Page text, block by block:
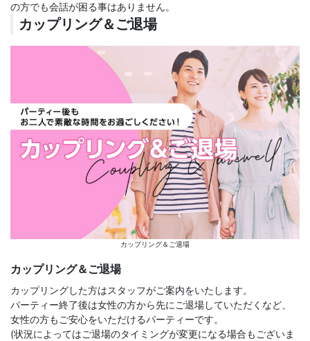
の方でも会話が困る事はありません。
カップリング＆ご退場
カップリング＆ご退場
カップリング＆ご退場
カップリングした方はスタッフがご案内をいたします。
パーティー終了後は女性の方から先にご退場していただくなど、
女性の方もご安心をいただけるパーティーです。
(状況によってはご退場のタイミングが変更になる場合もございま